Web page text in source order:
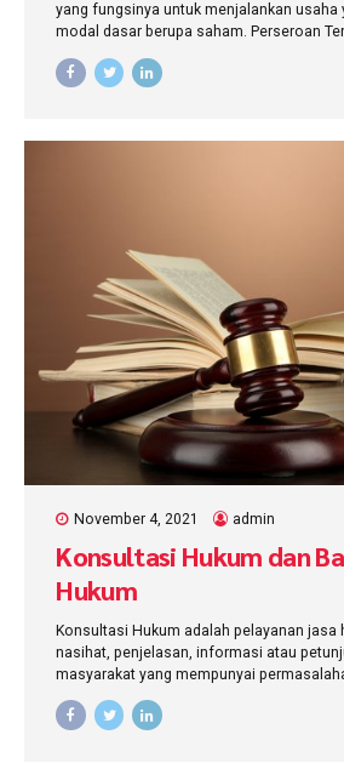
yang fungsinya untuk menjalankan usaha
modal dasar berupa saham. Perseroan
November 4, 2021 admin
Konsultasi Hukum dan
Hukum
Konsultasi Hukum adalah pelayanan jasa
nasihat, penjelasan, informasi atau
masyarakat yang mempunyai
memecahkan masalah yang dihadapinya